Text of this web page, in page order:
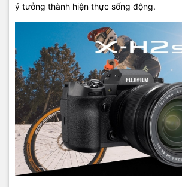
ý tưởng thành hiện thực sống động.